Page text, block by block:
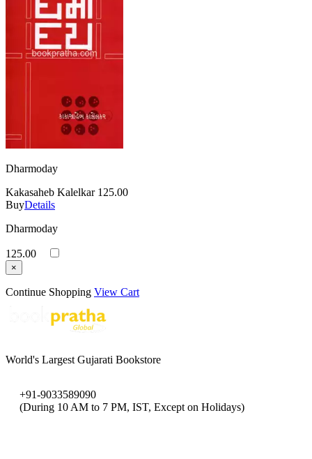
Dharmoday
Kakasaheb Kalelkar 125.00
BuyDetails
Dharmoday
125.00
×
Continue Shopping View Cart
World's Largest Gujarati Bookstore
+91-9033589090
(During 10 AM to 7 PM, IST, Except on Holidays)